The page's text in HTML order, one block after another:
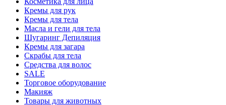
Кремы для рук
Кремы для тела
Масла и гели для тела
Шугаринг Депиляция
Кремы для загара
Скрабы для тела
Средства для волос
SALE
Торговое оборудование
Макияж
Товары для животных